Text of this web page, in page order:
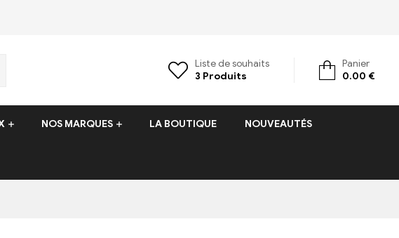
Liste de souhaits
3 Produits
Panier
0.00 €
NOS MARQUES LA BOUTIQUE NOUVEAUTÉS